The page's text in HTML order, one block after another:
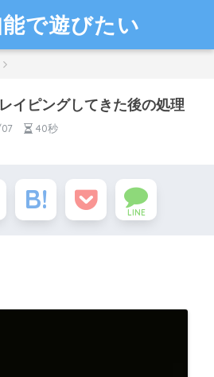
で遊びたい
イピングしてきた後の処理
40秒
LINE